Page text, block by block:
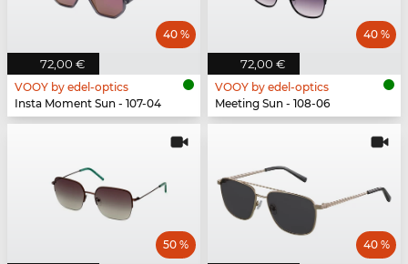
72,00 €
40 %
VOOY by edel-optics
Insta Moment Sun - 107-04
72,00 €
40 %
VOOY by edel-optics
Meeting Sun - 108-06
50 % 40 %